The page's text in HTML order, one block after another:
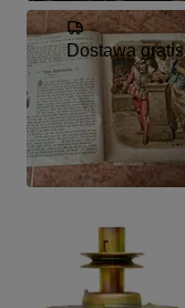
Dostawa gratis